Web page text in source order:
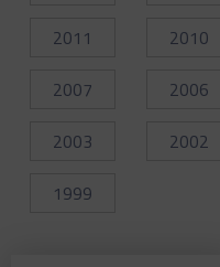
2011
2010
2007
2006
2003
2002
1999